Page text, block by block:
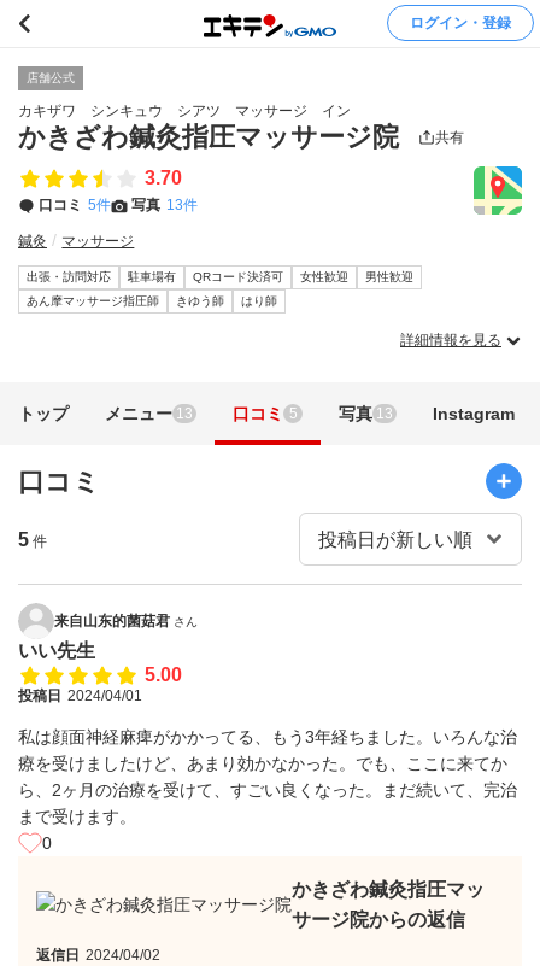
ログイン・登録
店舗公式
カキザワ シンキュウ シアツ マッサージ イン
かきざわ鍼灸指圧マッサージ院 共有
3.70
口コミ 5件 写真 13件
鍼灸 マッサージ
出張・訪問対応 駐車場有 QRコード決済可 女性歓迎
男性歓迎
あん摩マッサージ指圧師
きゆう師 はり師
詳細情報を見る
トップ メニュー 13 口コミ 5 写真 13 Instagram
口コミ
5 件
来自山东的菌菇君 さん
いい先生
5.00
投稿日 2024/04/01
私は顔面神経麻痺がかかってる、もう3年経ちました。いろんな治
療を受けましたけど、あまり効かなかった。でも、ここに来てか
ら、2ヶ月の治療を受けて、すごい良くなった。まだ続いて、完治
まで受けます。
0
かきざわ鍼灸指圧マッ
サージ院からの返信
返信日 2024/04/02